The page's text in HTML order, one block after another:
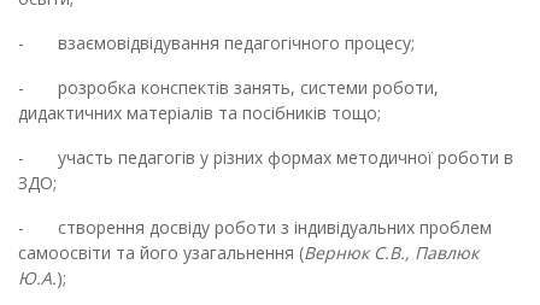
- взаємовідвідування педагогічного процесу;
- розробка конспектів занять, системи роботи,
дидактичних матеріалів та посібників тощо;
- участь педагогів у різних формах методичної роботи в
ЗДО;
- створення досвіду роботи з індивідуальних проблем
самоосвіти та його узагальнення (Вернюк С.В., Павлюк
Ю.А.);